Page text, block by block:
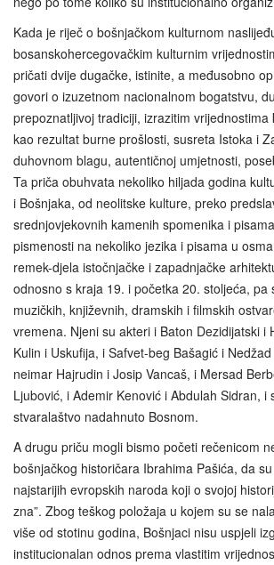
Kada je riječ o bošnjačkom kulturnom
bosanskohercegovačkim kulturnim
pričati dvije dugačke, istinite, a međusobno
govori o izuzetnom nacionalnom bogatstvu,
prepoznatljivoj tradiciji, izrazitim vrijednostima
kao rezultat burne prošlosti, susreta Istoka i
duhovnom blagu, autentičnoj umjetnosti,
Ta priča obuhvata nekoliko hiljada godina
i Bošnjaka, od neolitske kulture, preko
srednjovjekovnih kamenih spomenika i
pismenosti na nekoliko jezika i pisama u
remek-djela istočnjačke i zapadnjačke
odnosno s kraja 19. i početka 20. stoljeća, pa
muzičkih, književnih, dramskih i filmskih
vremena. Njeni su akteri i Baton Dezidijatski i
Kulin i Uskufija, i Safvet-beg Bašagić i
neimar Hajrudin i Josip Vancaš, i Mersad
Ljubović, i Ademir Kenović i Abdulah Sidran, i
stvaralaštvo nadahnuto Bosnom.
A drugu priču mogli bismo početi rečenicom
bošnjačkog historičara Ibrahima Pašića, da
najstarijih evropskih naroda koji o svojoj
zna”. Zbog teškog položaja u kojem su se
više od stotinu godina, Bošnjaci nisu uspjeli
institucionalan odnos prema vlastitim